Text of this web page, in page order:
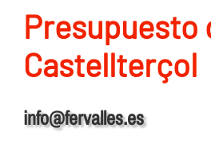
Presupuesto
Castellterçol
info@fervalles.es